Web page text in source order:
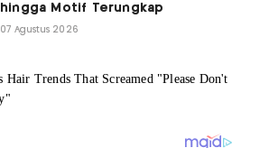
hingga Motif Terungkap
07 Agustus 2026